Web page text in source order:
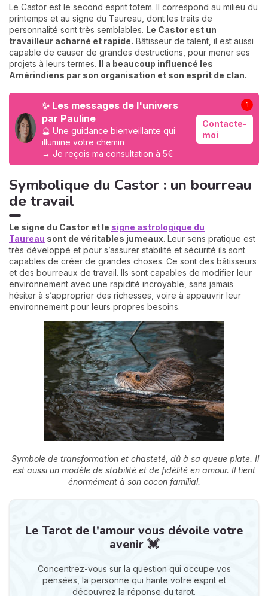
Le Castor est le second esprit totem. Il correspond au milieu du
printemps et au signe du Taureau, dont les traits de
personnalité sont très semblables. Le Castor est un
travailleur acharné et rapide. Bâtisseur de talent, il est aussi
capable de causer de grandes destructions, pour mener ses
projets à leurs termes. Il a beaucoup influencé les
Amérindiens par son organisation et son esprit de clan.
✨ Les messages de l'univers
par Pauline
🔮 Une guidance bienveillante qui
illumine votre chemin
→ Je reçois ma consultation à 5€
Contacte-
moi
1
Symbolique du Castor : un bourreau
de travail
Le signe du Castor et le signe astrologique du
Taureau sont de véritables jumeaux. Leur sens pratique est
très développé et pour s’assurer stabilité et sécurité ils sont
capables de créer de grandes choses. Ce sont des bâtisseurs
et des bourreaux de travail. Ils sont capables de modifier leur
environnement avec une rapidité incroyable, sans jamais
hésiter à s’approprier des richesses, voire à appauvrir leur
environnement pour leurs propres besoins.
Symbole de transformation et chasteté, dû à sa queue plate. Il
est aussi un modèle de stabilité et de fidélité en amour. Il tient
énormément à son cocon familial.
Le Tarot de l'amour vous dévoile votre
avenir 💓
Concentrez-vous sur la question qui occupe vos
pensées, la personne qui hante votre esprit et
découvrez la réponse du tarot.